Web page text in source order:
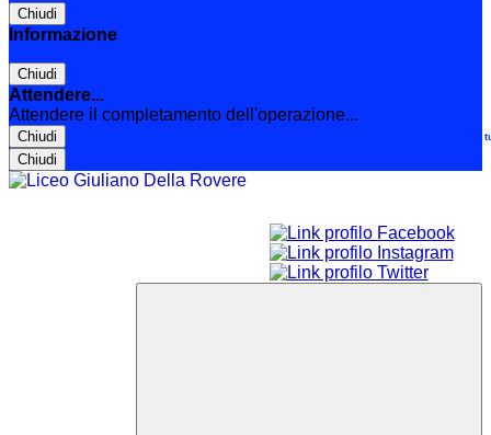
Chiudi
Informazione
Chiudi
Attendere...
Attendere il completamento dell'operazione...
Chiudi
Chiudi
Le